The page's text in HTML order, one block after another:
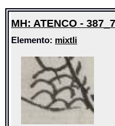
MH: ATENCO -
Elemento: mixtli